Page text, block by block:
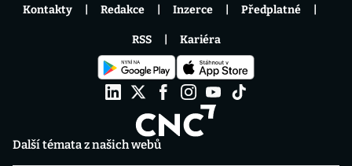
Další témata z našich webů
Kontakty Redakce Inzerce Předplatné
RSS Kariéra